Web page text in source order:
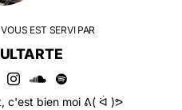
EST SERVI PAR
c'est bien moi ᕕ( ᐛ )ᕗ